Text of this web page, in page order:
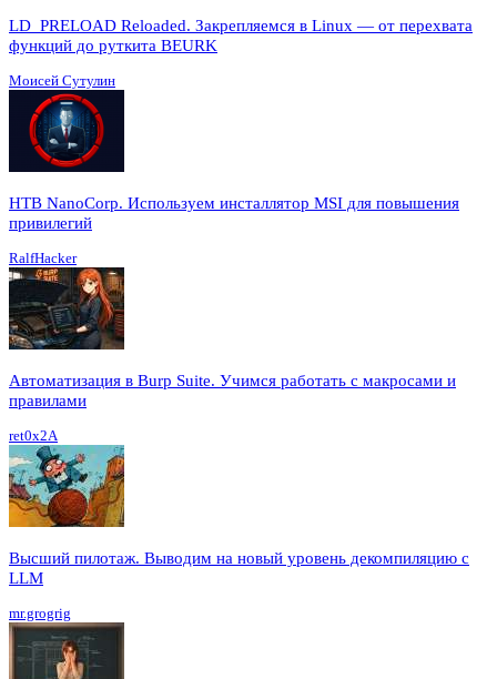
LD_PRELOAD Reloaded. Закрепляемся в Linux — от перехвата
функций до руткита BEURK
Моисей Сутулин
HTB NanoCorp. Используем инсталлятор MSI для повышения
привилегий
RalfHacker
Автоматизация в Burp Suite. Учимся работать с макросами и
правилами
ret0x2A
Высший пилотаж. Выводим на новый уровень декомпиляцию с
LLM
mr.grogrig